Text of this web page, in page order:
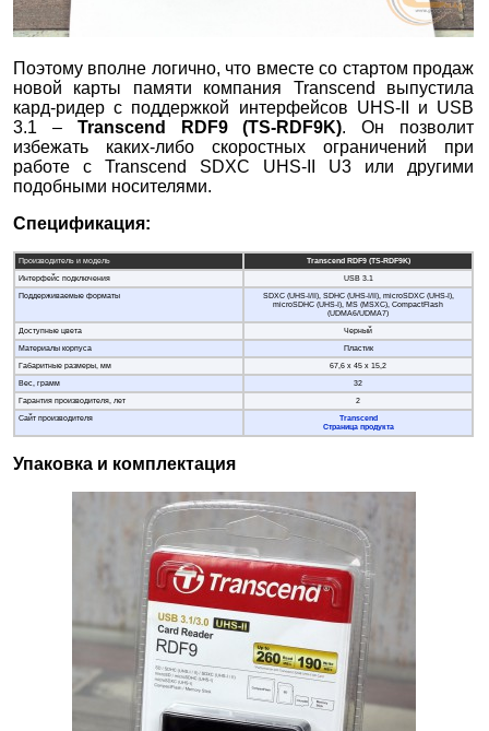
Поэтому вполне логично, что вместе со стартом продаж
новой карты памяти компания Transcend выпустила
кард-ридер с поддержкой интерфейсов UHS-II и USB
3.1 – Transcend RDF9 (TS-RDF9K). Он позволит
избежать каких-либо скоростных ограничений при
работе с Transcend SDXC UHS-II U3 или другими
подобными носителями.
Спецификация:
Производитель и модель Transcend RDF9 (TS-RDF9K)
Интерфейс подключения
USB 3.1
Поддерживаемые форматы
SDXC (UHS-I/II), SDHC (UHS-I/II), microSDXC (UHS-I),
microSDHC (UHS-I), MS (MSXC), CompactFlash
(UDMA6/UDMA7)
Доступные цвета
Черный
Материалы корпуса
Пластик
Габаритные размеры, мм
67,6 x 45 x 15,2
Вес, грамм
32
Гарантия производителя, лет
2
Сайт производителя
Transcend
Страница продукта
Упаковка и комплектация